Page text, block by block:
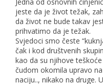
jeste da je život težak,
da život ne bude takav
prihvatimo da je težak.
Svjedoci smo česte
čak i kod društvenih
kao da su njihove
čudom okomila upravo
naciju.., nikako na druge.